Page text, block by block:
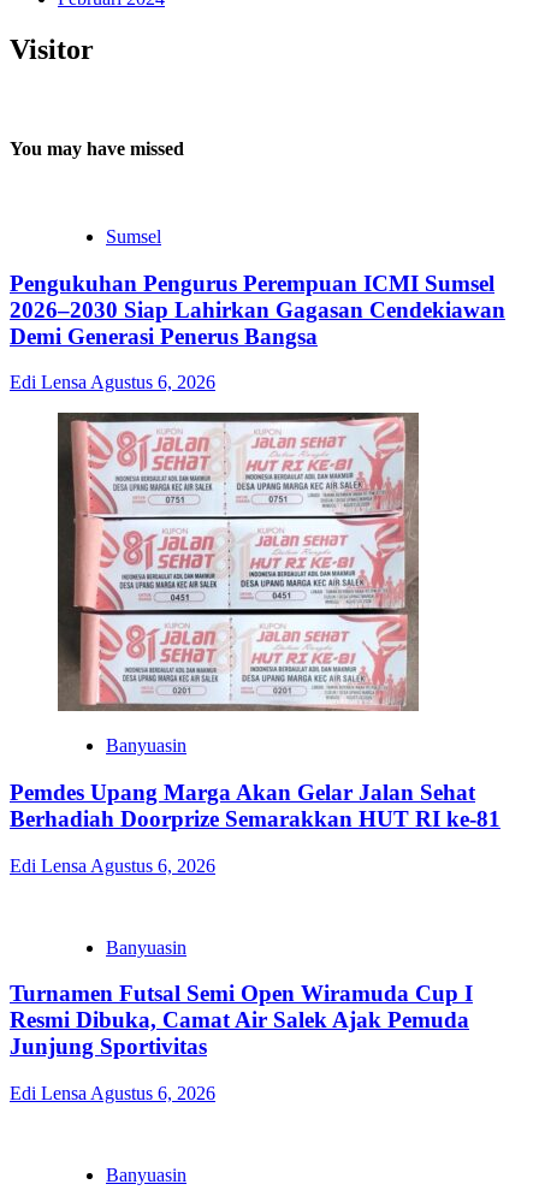
Visitor
You may have missed
Sumsel
Pengukuhan Pengurus Perempuan ICMI Sumsel
2026–2030 Siap Lahirkan Gagasan Cendekiawan
Demi Generasi Penerus Bangsa
Edi Lensa Agustus 6, 2026
Banyuasin
Pemdes Upang Marga Akan Gelar Jalan Sehat
Berhadiah Doorprize Semarakkan HUT RI ke-81
Edi Lensa Agustus 6, 2026
Banyuasin
Turnamen Futsal Semi Open Wiramuda Cup I
Resmi Dibuka, Camat Air Salek Ajak Pemuda
Junjung Sportivitas
Edi Lensa Agustus 6, 2026
Banyuasin